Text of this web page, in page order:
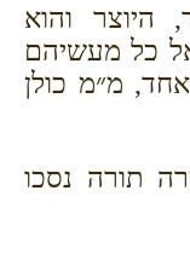
היוצר והוא
כל מעשיהם
מ״מ כולן
תורה נסכו